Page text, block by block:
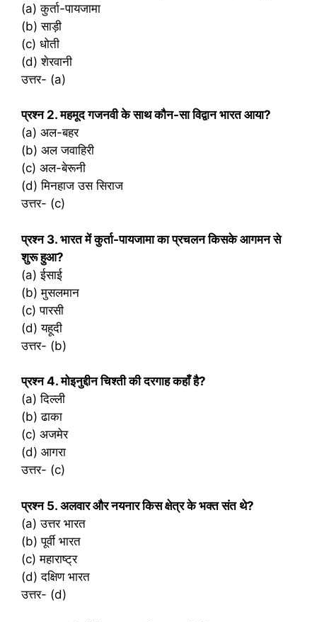
(a) कुर्ता-पायजामा
(b) साड़ी
(c) धोती
(d) शेरवानी
उत्तर- (a)
प्रश्‍न 2. महमूद गजनवी के साथ कौन-सा विद्वान भारत आया?
(a) अल-बहर
(b) अल जवाहिरी
(c) अल-बेरूनी
(d) मिनहाज उस सिराज
उत्तर- (c)
प्रश्‍न 3. भारत में कुर्ता-पायजामा का प्रचलन किसके आगमन से
शुरू हुआ?
(a) ईसाई
(b) मुसलमान
(c) पारसी
(d) यहूदी
उत्तर- (b)
प्रश्‍न 4. मोइनुद्दीन चिश्ती की दरगाह कहाँ है?
(a) दिल्ली
(b) ढाका
(c) अजमेर
(d) आगरा
उत्तर- (c)
प्रश्‍न 5. अलवार और नयनार किस क्षेत्र के भक्त संत थे?
(a) उत्तर भारत
(b) पूर्वी भारत
(c) महाराष्ट्र
(d) दक्षिण भारत
उत्तर- (d)